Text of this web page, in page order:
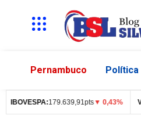
Pernambuco Política
179.639,91pts▼ 0,43%